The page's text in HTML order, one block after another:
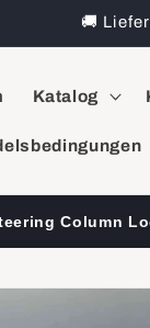
🚚
Katalog
Column